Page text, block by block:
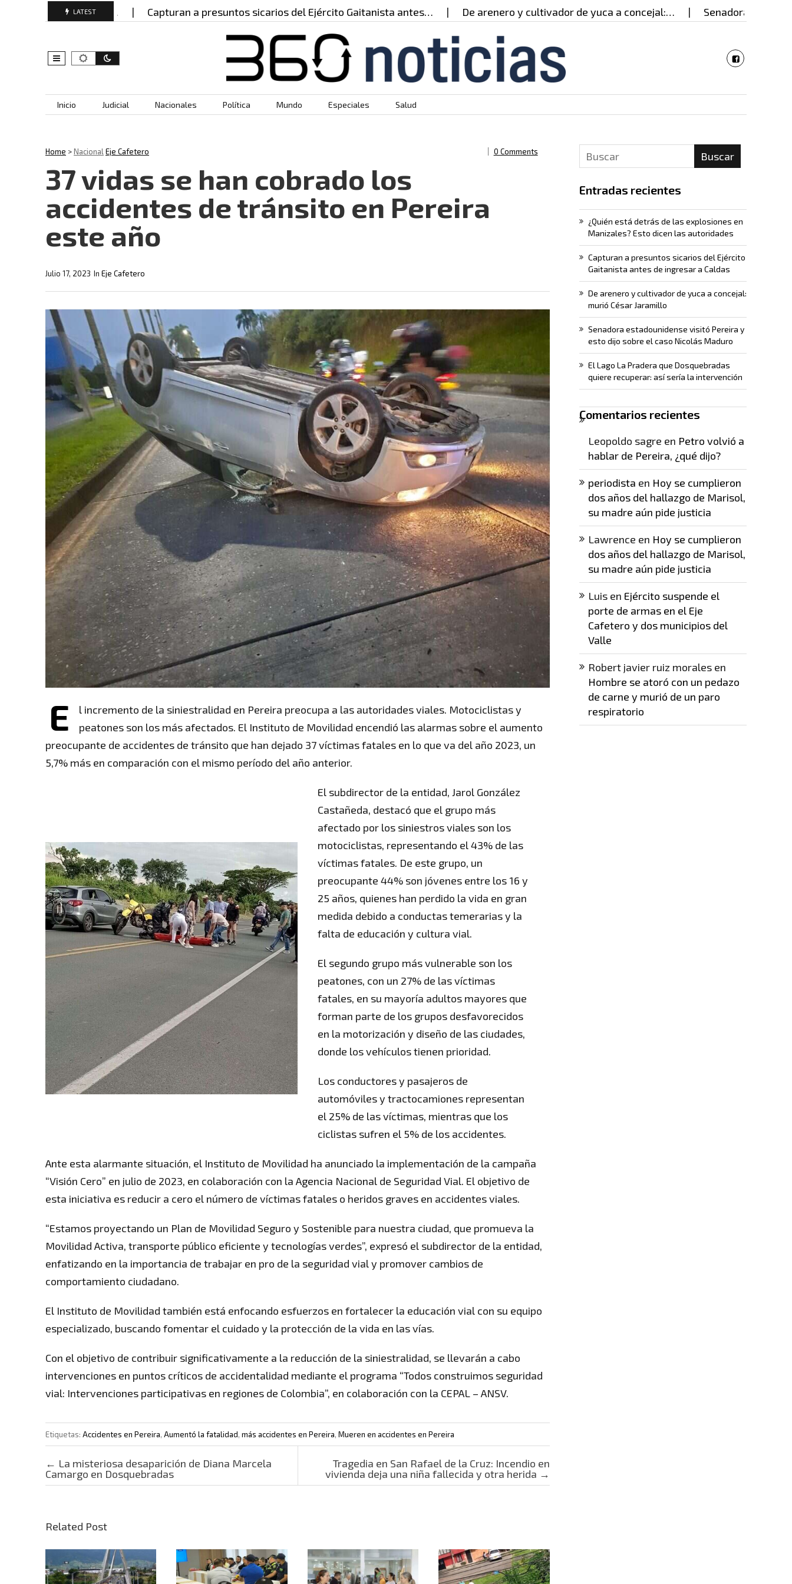
LATEST
en Manizales?… Capturan a presuntos sicarios del Ejército Gaitanista antes… De arenero y cultivador de yuca a concejal:… Senadora
Skip to content
Inicio Judicial Nacionales Política Mundo Especiales Salud
Home >NacionalEje Cafetero 0 Comments
37 vidas se han cobrado los
accidentes de tránsito en Pereira
este año
In Eje Cafetero
Julio 17, 2023
E
l incremento de la siniestralidad en Pereira preocupa a las autoridades viales. Motociclistas y
peatones son los más afectados. El Instituto de Movilidad encendió las alarmas sobre el aumento
preocupante de accidentes de tránsito que han dejado 37 víctimas fatales en lo que va del año 2023, un
5,7% más en comparación con el mismo período del año anterior.
El subdirector de la entidad, Jarol González
Castañeda, destacó que el grupo más
afectado por los siniestros viales son los
motociclistas, representando el 43% de las
víctimas fatales. De este grupo, un
preocupante 44% son jóvenes entre los 16 y
25 años, quienes han perdido la vida en gran
medida debido a conductas temerarias y la
falta de educación y cultura vial.
El segundo grupo más vulnerable son los
peatones, con un 27% de las víctimas
fatales, en su mayoría adultos mayores que
forman parte de los grupos desfavorecidos
en la motorización y diseño de las ciudades,
donde los vehículos tienen prioridad.
Los conductores y pasajeros de
automóviles y tractocamiones representan
el 25% de las víctimas, mientras que los
ciclistas sufren el 5% de los accidentes.
Ante esta alarmante situación, el Instituto de Movilidad ha anunciado la implementación de la campaña
“Visión Cero” en julio de 2023, en colaboración con la Agencia Nacional de Seguridad Vial. El objetivo de
esta iniciativa es reducir a cero el número de víctimas fatales o heridos graves en accidentes viales.
“Estamos proyectando un Plan de Movilidad Seguro y Sostenible para nuestra ciudad, que promueva la
Movilidad Activa, transporte público eficiente y tecnologías verdes”, expresó el subdirector de la entidad,
enfatizando en la importancia de trabajar en pro de la seguridad vial y promover cambios de
comportamiento ciudadano.
El Instituto de Movilidad también está enfocando esfuerzos en fortalecer la educación vial con su equipo
especializado, buscando fomentar el cuidado y la protección de la vida en las vías.
Con el objetivo de contribuir significativamente a la reducción de la siniestralidad, se llevarán a cabo
intervenciones en puntos críticos de accidentalidad mediante el programa “Todos construimos seguridad
vial: Intervenciones participativas en regiones de Colombia”, en colaboración con la CEPAL – ANSV.
Etiquetas: Accidentes en Pereira, Aumentó la fatalidad, más accidentes en Pereira, Mueren en accidentes en Pereira
Post navigation
← La misteriosa desaparición de Diana Marcela
Camargo en Dosquebradas
Tragedia en San Rafael de la Cruz: Incendio en
vivienda deja una niña fallecida y otra herida →
Related Post
Buscar
Entradas recientes
¿Quién está detrás de las explosiones en
Manizales? Esto dicen las autoridades
Capturan a presuntos sicarios del Ejército
Gaitanista antes de ingresar a Caldas
De arenero y cultivador de yuca a concejal:
murió César Jaramillo
Senadora estadounidense visitó Pereira y
esto dijo sobre el caso Nicolás Maduro
El Lago La Pradera que Dosquebradas
quiere recuperar: así sería la intervención
Comentarios recientes
Leopoldo sagre en Petro volvió a
hablar de Pereira, ¿qué dijo?
periodista en Hoy se cumplieron
dos años del hallazgo de Marisol,
su madre aún pide justicia
Lawrence en Hoy se cumplieron
dos años del hallazgo de Marisol,
su madre aún pide justicia
Luisen Ejército suspende el
porte de armas en el Eje
Cafetero y dos municipios del
Valle
Robert javier ruiz moralesen
Hombre se atoró con un pedazo
de carne y murió de un paro
respiratorio